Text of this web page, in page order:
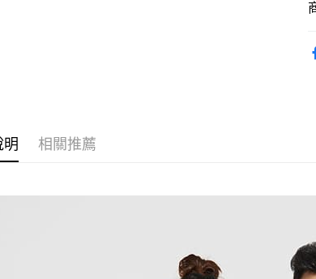
明 相關推薦